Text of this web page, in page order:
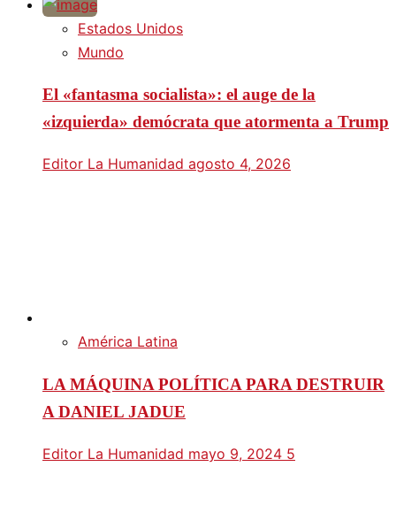
Estados Unidos
Mundo
El «fantasma socialista»: el auge de la
«izquierda» demócrata que atormenta a Trump
Editor La Humanidad agosto 4, 2026
América Latina
LA MÁQUINA POLÍTICA PARA DESTRUIR
A DANIEL JADUE
Editor La Humanidad mayo 9, 2024 5